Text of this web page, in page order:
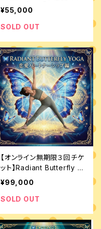
トナーシップ編90分
¥55,000
SOLD OUT
【オンライン無期限３回チケ
ット】Radiant Butterfly Yo
ga 恋愛・パートナーシップ
¥99,000
SOLD OUT